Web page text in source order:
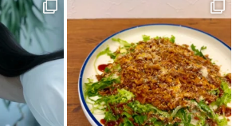
宇和島市(2)
しまのぱんかふぇtetote(1)
街道(2)
紅まどんな(1)
珈琲(1) グリーン(1)
心地よい場所(3)
(1) 島のパン屋(1)
暮らしの設計デザイナー(1)
ルハウス(1) チーズケーキ(1)
濱田農園(1)
小豆島(1) レシピ(1) GajA(1)
マチボンヌ(1)
ジノモノ(1) 中島(1)
水と木の間で(1)